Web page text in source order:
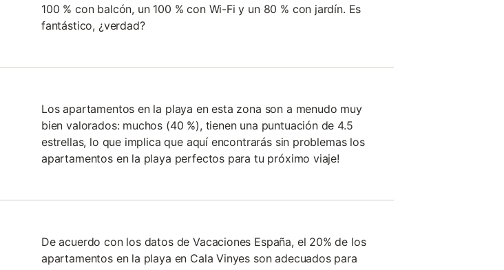
100 % con balcón, un 100 % con Wi-Fi y un 80 % con jardín. Es
fantástico, ¿verdad?
Los apartamentos en la playa en esta zona son a menudo muy
bien valorados: muchos (40 %), tienen una puntuación de 4.5
estrellas, lo que implica que aquí encontrarás sin problemas los
apartamentos en la playa perfectos para tu próximo viaje!
De acuerdo con los datos de Vacaciones España, el 20% de los
apartamentos en la playa en Cala Vinyes son adecuados para